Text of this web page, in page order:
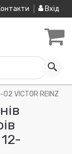
Вхід
VICTOR REINZ